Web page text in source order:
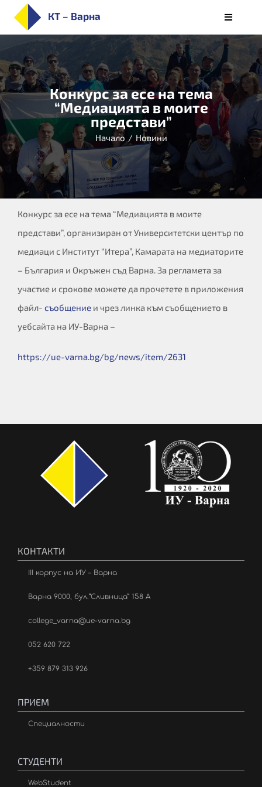
content
КТ – Варна
Toggle
НАЧАЛО
ЗА КОЛЕЖА
ПРИЕМ
СПЕЦИАЛНОСТИ
СТУДЕНТИ
ОБУЧЕНИЕ
КАРИЕРИ
АЛУМНИ/РЕАЛИЗАЦИЯ
БЮЛЕТИН
Конкурс за есе на тема
“Медиацията в моите
представи”
Начало / Новини
Конкурс за есе на тема “Медиацията в моите
представи”, организиран от Университетски център по
медиаци с Институт “Итера”, Камарата на медиаторите
– България и Окръжен съд Варна. За регламета за
участие и срокове можете да прочетете в приложения
файл- съобщениеи чрез линка към съобщението в
уебсайта на ИУ-Варна –
https://ue-varna.bg/bg/news/item/2631
КОНТАКТИ
III корпус на ИУ – Варна
Варна 9000, бул.”Сливница” 158 А
college_varna@ue-varna.bg
052 620 722
+359 879 313 926
ПРИЕМ
Специалности
СТУДЕНТИ
WebStudent